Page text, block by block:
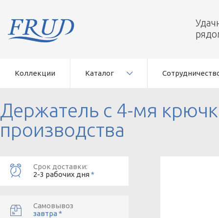
Коллекции Каталог
Держатель с 4-мя
производства
Срок доставки:
2-3 рабочих дня*
Самовывоз
завтра *